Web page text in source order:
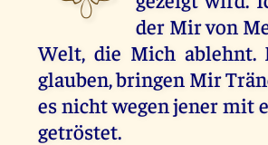
der Mir von
Welt, die Mich ablehnt.
glauben, bringen Mir
es nicht wegen jener mit
getröstet.